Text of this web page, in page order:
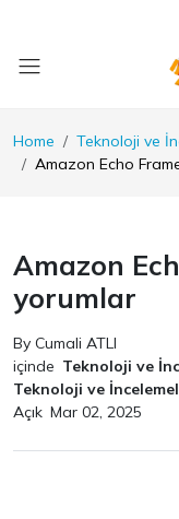
Home
Teknoloji ve
Amazon Echo
Amazon
yorumlar
By Cumali ATLI
içinde Teknoloji ve
Teknoloji ve
Açık Mar 02, 2025